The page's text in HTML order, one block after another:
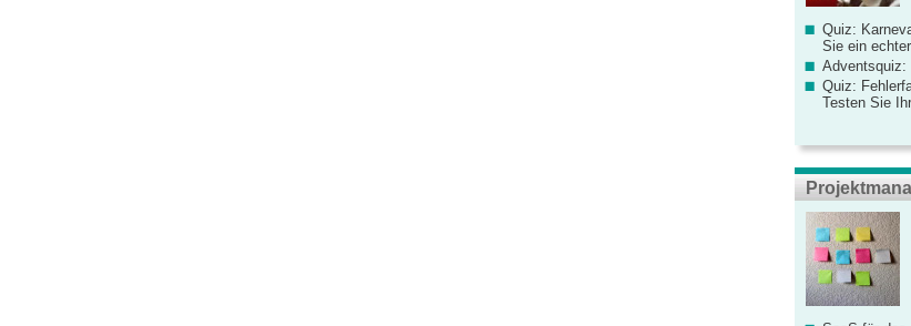
Quiz:
Sie ein
Adventsquiz:
Quiz:
Testen Sie